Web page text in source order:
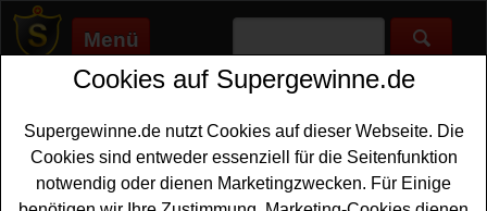
Menü
Supergewinne.de>Gewinnspiele>Reise Gewinnspiele>Haribo
Anzeige:
Anzeige:
Cookies auf Supergewinne.de
Supergewinne.de nutzt Cookies auf dieser Webseite. Die
Cookies sind entweder essenziell für die Seitenfunktion
notwendig oder dienen Marketingzwecken. Für Einige